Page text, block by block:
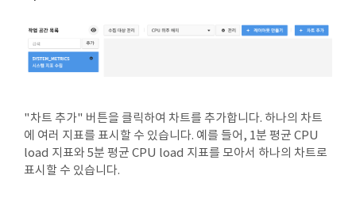
"차트 추가" 버튼을 클릭하여 차트를 추가합니다. 하나의 차트
에 여러 지표를 표시할 수 있습니다. 예를 들어, 1분 평균 CPU
load 지표와 5분 평균 CPU load 지표를 모아서 하나의 차트로
표시할 수 있습니다.